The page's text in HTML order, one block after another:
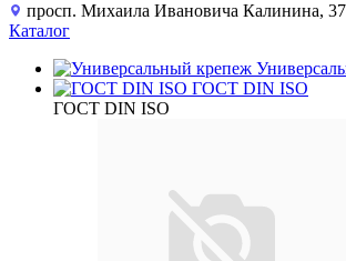
просп. Михаила Ивановича Калинина, 37
Каталог
ГОСТ DIN ISO
ГОСТ DIN ISO